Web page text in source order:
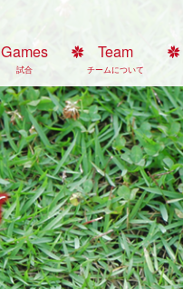
Games
試合
Team
チームについて